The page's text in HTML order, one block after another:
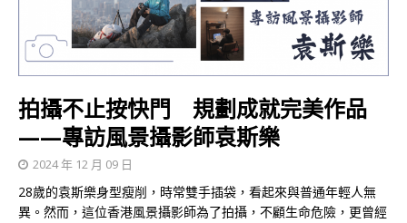
拍攝不止按快門 規劃成就完美作品
——專訪風景攝影師袁斯樂
2024 年 12 月 09 日
28歲的袁斯樂身型瘦削，時常雙手插袋，看起來與普通年輕人無
異。然而，這位香港風景攝影師為了拍攝，不顧生命危險，更曾經